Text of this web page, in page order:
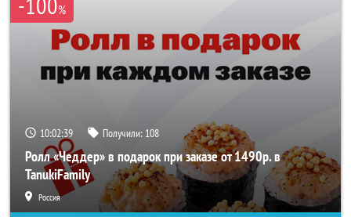
%
10:02:39 Получили: 108
Ролл «Чеддер» в подарок при заказе от 1490р. в
TanukiFamily
Россия